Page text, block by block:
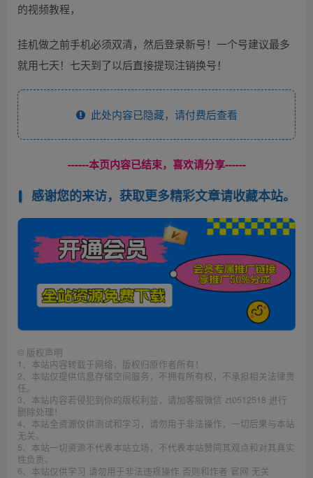
的视频教程，
挂机做之前手机必须双清，然后登录新号！一个号建议最多
就用七天！七天到了以后直接提现注销换号！
此处内容已隐藏，请付费后查看
------本页内容已结束，喜欢请分享------
感谢您的来访，获取更多精彩文章请收藏本站。
© 版权声明
1、本站内容转载于网络，版权归原作者所有！
2、本站仅提供信息存储空间服务，不拥有所有权，不承担相关法律责
任。
3、本站内容若侵犯到你的版权利益，请加客服微信 zt0512518 进行
删除处理！
4、本站全资源仅供测试和学习，请勿用于非法操作，一切后果与本站
无关。
5、本站一切资源不代表本站立场，不代表本站赞同其观点和对其真实
性负责。
6、本站仅供学习 请勿用于非法违规操作 否则和作者 官网 无关